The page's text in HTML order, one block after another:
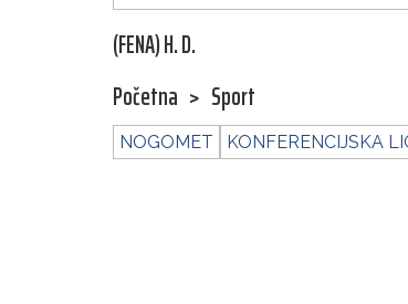
(FENA) H. D.
Početna > Sport
NOGOMET KONFERENCIJSKA